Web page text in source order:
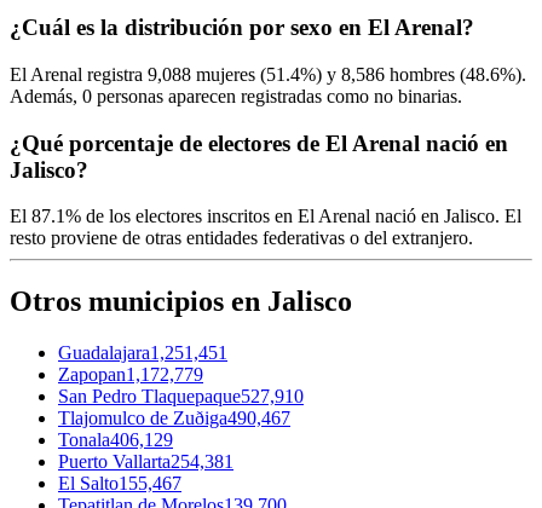
¿Cuál es la distribución por sexo en El Arenal?
El Arenal registra 9,088 mujeres (51.4%) y 8,586 hombres (48.6%).
Además, 0 personas aparecen registradas como no binarias.
¿Qué porcentaje de electores de El Arenal nació en
Jalisco?
El 87.1% de los electores inscritos en El Arenal nació en Jalisco. El
resto proviene de otras entidades federativas o del extranjero.
Otros municipios en Jalisco
Guadalajara1,251,451
Zapopan1,172,779
San Pedro Tlaquepaque527,910
Tlajomulco de Zuðiga490,467
Tonala406,129
Puerto Vallarta254,381
El Salto155,467